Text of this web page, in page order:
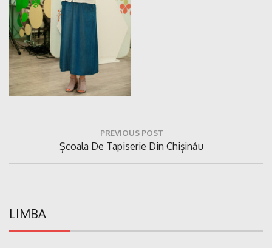
PREVIOUS POST
Previous
Post:
Școala De Tapiserie Din Chișinău
LIMBA